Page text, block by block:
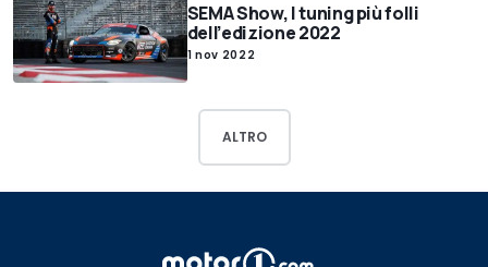
SEMA Show, I tuning più folli
dell’edizione 2022
1 nov 2022
ALTRO